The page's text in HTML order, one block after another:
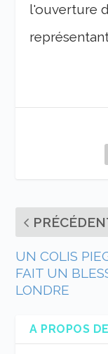
l'ouverture
UN COLIS
FAIT UN
LONDRE
A PROPOS